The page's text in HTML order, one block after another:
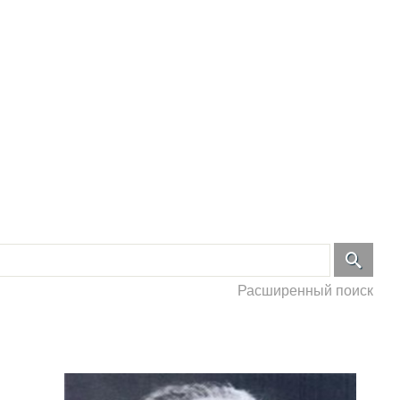
Расширенный поиск